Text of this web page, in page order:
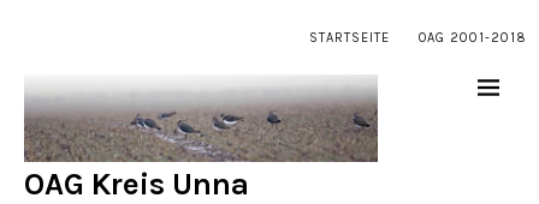
STARTSEITE OAG 2001-2018
OAG Kreis Unna